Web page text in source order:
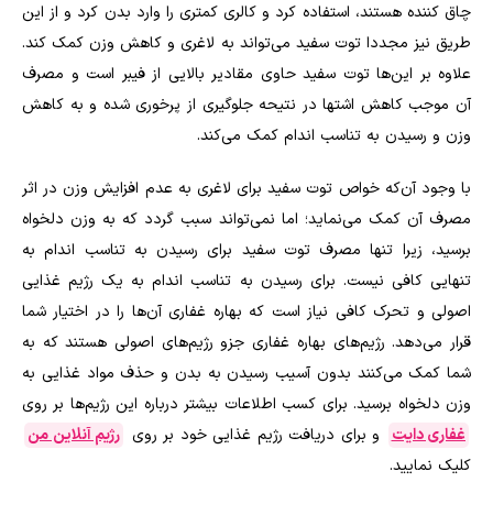
چاق کننده هستند، استفاده کرد و کالری کمتری را وارد بدن کرد و از این
طریق نیز مجددا توت سفید می‌تواند به لاغری و کاهش وزن کمک کند.
علاوه بر این‌ها توت سفید حاوی مقادیر بالایی از فیبر است و مصرف
آن موجب کاهش اشتها در نتیحه جلوگیری از پرخوری شده و به کاهش
وزن و رسیدن به تناسب اندام کمک می‌کند.
با وجود آن‌که خواص توت سفید برای لاغری به عدم افزایش وزن در اثر
مصرف آن کمک می‌نماید؛ اما نمی‌تواند سبب گردد که به وزن دلخواه
برسید، زیرا تنها مصرف توت سفید برای رسیدن به تناسب اندام به
تنهایی کافی نیست. برای رسیدن به تناسب اندام به یک رژیم غذایی
اصولی و تحرک کافی نیاز است که بهاره غفاری آن‌ها را در اختیار شما
قرار می‌دهد. رژیم‌های بهاره غفاری جزو رژیم‌های اصولی هستند که به
شما کمک می‌کنند بدون آسیب رسیدن به بدن و حذف مواد غذایی به
وزن دلخواه برسید. برای کسب اطلاعات بیشتر درباره این رژیم‌ها بر روی
غفاری دایت و برای دریافت رژیم غذایی خود بر روی رژیم آنلاین من
کلیک نمایید.